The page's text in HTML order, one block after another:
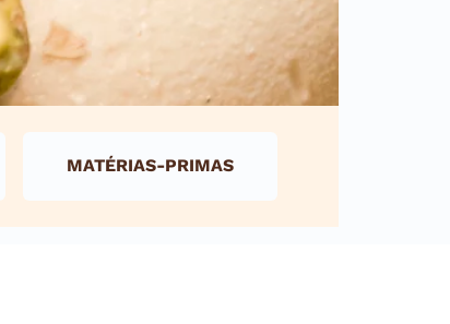
MATÉRIAS-PRIMAS